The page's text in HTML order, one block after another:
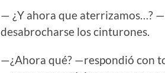
— ¿Y ahora que aterrizamos…?
desabrocharse los cinturones.
—¿Ahora qué? —respondió con